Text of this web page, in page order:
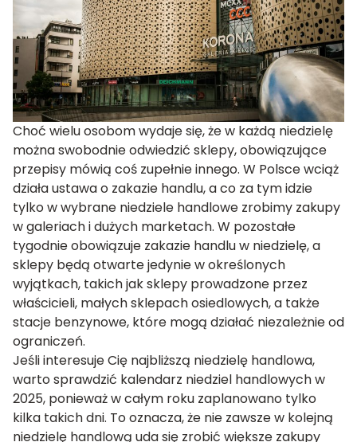
Choć wielu osobom wydaje się, że w każdą niedzielę
można swobodnie odwiedzić sklepy, obowiązujące
przepisy mówią coś zupełnie innego. W Polsce wciąż
działa ustawa o zakazie handlu, a co za tym idzie
tylko w wybrane niedziele handlowe zrobimy zakupy
w galeriach i dużych marketach. W pozostałe
tygodnie obowiązuje zakazie handlu w niedzielę, a
sklepy będą otwarte jedynie w określonych
wyjątkach, takich jak sklepy prowadzone przez
właścicieli, małych sklepach osiedlowych, a także
stacje benzynowe, które mogą działać niezależnie od
ograniczeń.
Jeśli interesuje Cię najbliższą niedzielę handlowa,
warto sprawdzić kalendarz niedziel handlowych w
2025, ponieważ w całym roku zaplanowano tylko
kilka takich dni. To oznacza, że nie zawsze w kolejną
niedzielę handlową uda się zrobić większe zakupy